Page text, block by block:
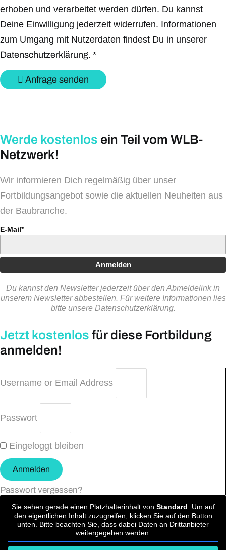
erhoben und verarbeitet werden dürfen. Du kannst
Deine Einwilligung jederzeit widerrufen. Informationen
zum Umgang mit Nutzerdaten findest Du in unserer
Datenschutzerklärung. *
Anfrage senden
Werde kostenlos ein Teil vom WLB-
Netzwerk!
Wir informieren Dich regelmäßig über unser
Fortbildungsangebot sowie die aktuellen Neuheiten aus
der Baubranche.
E-Mail*
Anmelden
Du kannst den Newsletter jederzeit über den Abmeldelink in
unserem Newsletter abbestellen. Für weitere Informationen lies
bitte unsere Datenschutzerklärung.
Jetzt kostenlos für diese Fortbildung
anmelden!
Username or Email Address
Passwort
Eingeloggt bleiben
Anmelden
Passwort vergessen?
Sie sehen gerade einen Platzhalterinhalt von Standard . Um auf
den eigentlichen Inhalt zuzugreifen, klicken Sie auf den Button
unten. Bitte beachten Sie, dass dabei Daten an Drittanbieter
weitergegeben werden.